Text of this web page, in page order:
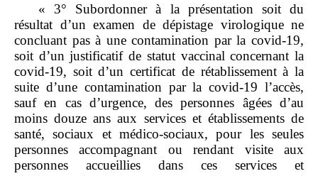
« 3° Subordonner à la présentation soit du
résultat d’un examen de dépistage virologique ne
concluant pas à une contamination par la covid‑19,
soit d’un justificatif de statut vaccinal concernant la
covid‑19, soit d’un certificat de rétablissement à la
suite d’une contamination par la covid‑19 l’accès,
sauf en cas d’urgence, des personnes âgées d’au
moins douze ans aux services et établissements de
santé, sociaux et médico‑sociaux, pour les seules
personnes accompagnant ou rendant visite aux
personnes accueillies dans ces services et